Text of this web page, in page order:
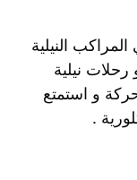
النيلية
نيلية
و استمتع
.